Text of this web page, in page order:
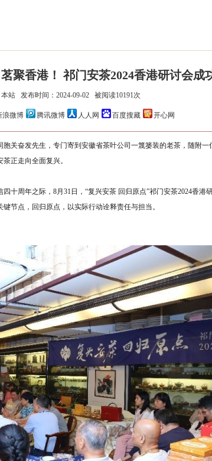
聚香港！ 祁门安茶2024香港研讨会成
站 发布时间：2024-09-02 被阅读10191次
浪微博 腾讯微博 人人网 百度搜藏 开心网
关奋发先生，专门寄到安徽省茶叶公司一篾篓装的老茶，随附一
正走向全面复兴。
十周年之际，8月31日，“复兴安茶 回归原点”祁门安茶2024香港
节点，回归原点，以实际行动诠释责任与担当。
祥源安茶·安康